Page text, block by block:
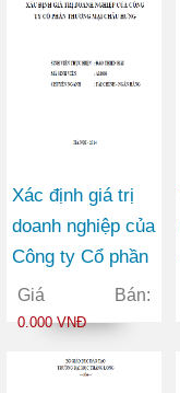
Xác định giá trị
doanh nghiệp của
Công ty Cổ phần
Thương mại
Châu Hưng
Giá Bán:
0.000 VNĐ